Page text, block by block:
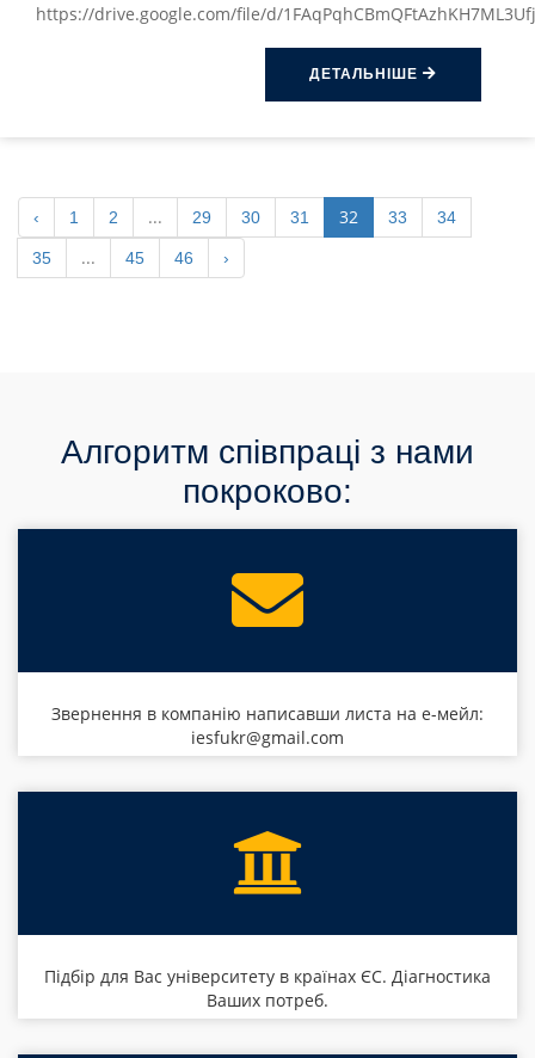
https://drive.google.com/file/d/
ДЕТАЛЬНІШЕ
‹ 1 2 ... 29 30 31 32 33 34
35 ... 45 46 ›
Алгоритм співпраці з нами
покроково:
Звернення в компанію написавши листа на е-мейл:
iesfukr@gmail.com
Підбір для Вас університету в країнах ЄС. Діагностика
Ваших потреб.